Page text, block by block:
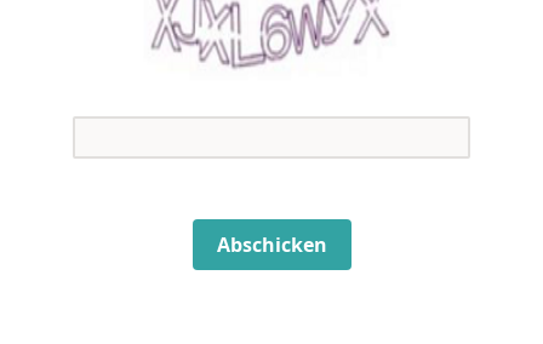
Abschicken